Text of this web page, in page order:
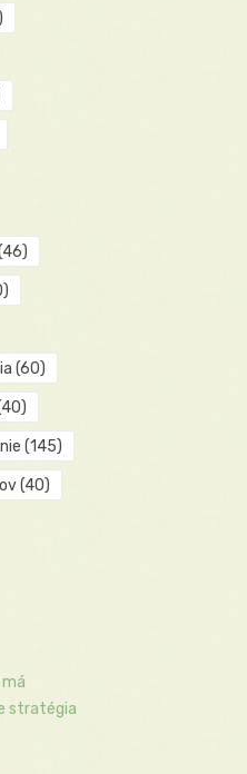
(60)
(145)
(40)
stratégia